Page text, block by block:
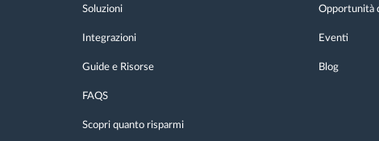
Soluzioni
Integrazioni
Guide e Risorse
FAQS
Scopri quanto risparmi
Opportunità
Eventi
Blog